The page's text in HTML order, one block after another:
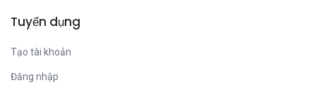
Tuyển dụng
Tạo tài khoản
Đăng nhập